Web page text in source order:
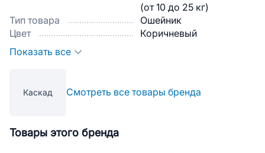
(от 10 до 25 кг)
Тип товара
Ошейник
Цвет
Коричневый
Показать все
Каскад Смотреть все товары бренда
Товары этого бренда